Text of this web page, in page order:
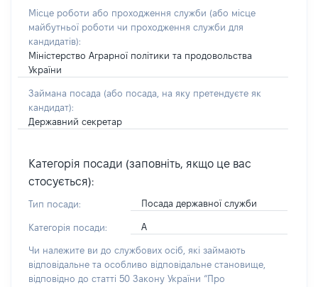
Місце роботи або проходження служби (або місце
майбутньої роботи чи проходження служби для
кандидатів):
Міністерство Аграрної політики та продовольства
України
Займана посада (або посада, на яку претендуєте як
кандидат):
Державний секретар
Категорія посади (заповніть, якщо це вас
стосується):
Тип посади: Посада державної служби
Категорія посади: А
Чи належите ви до службових осіб, які займають
відповідальне та особливо відповідальне становище,
відповідно до статті 50 Закону України “Про